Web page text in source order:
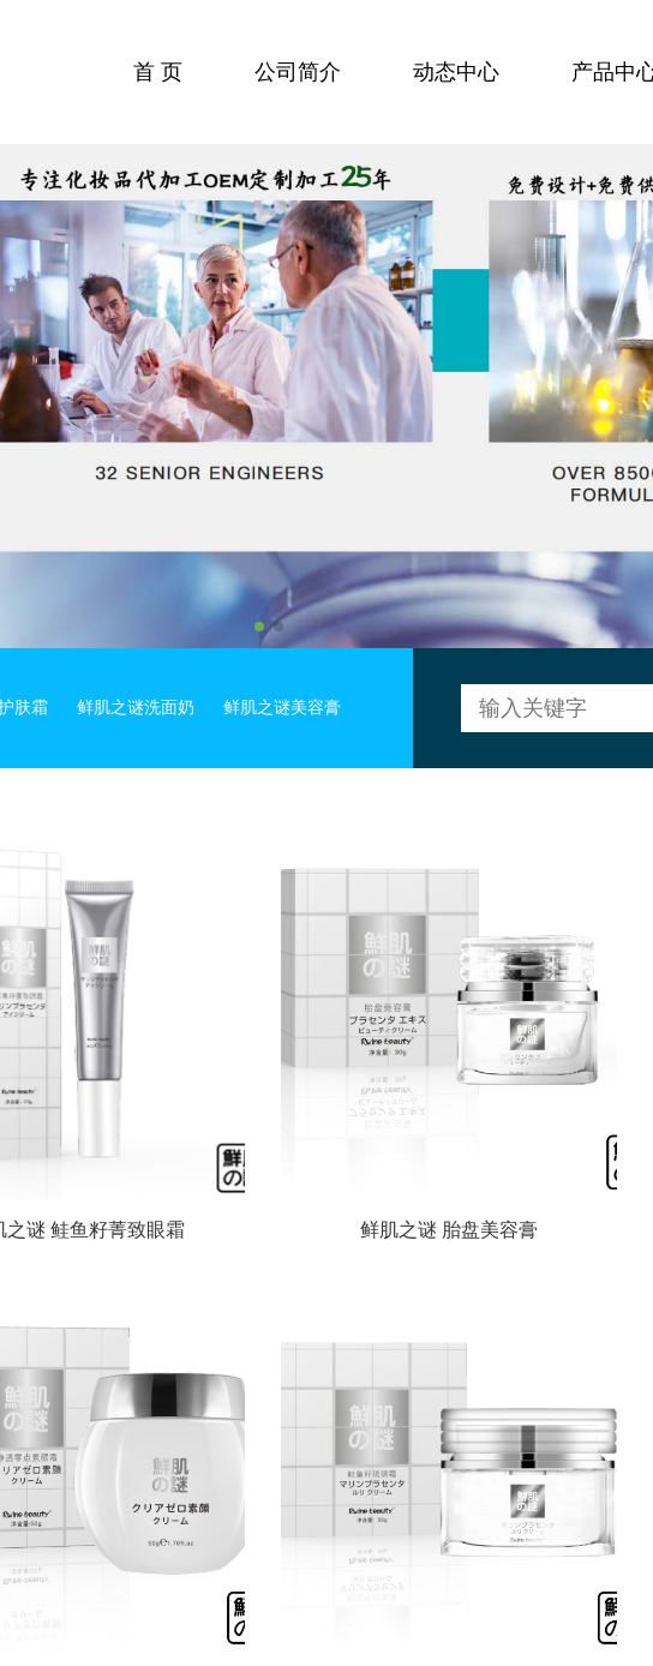
首 页 公司简介 动态中心 产品中
肤霜 鲜肌之谜洗面奶 鲜肌之谜美容膏
之谜 鲑鱼籽菁致眼霜 鲜肌之谜 胎盘美容膏